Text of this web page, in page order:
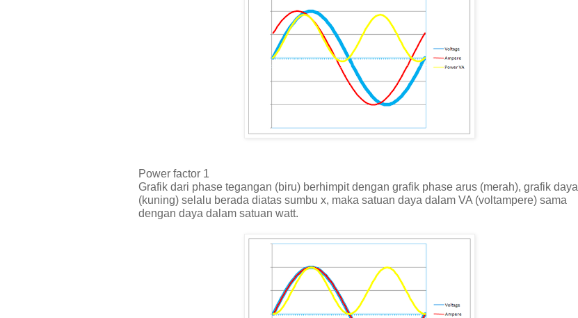
Power factor 1
Grafik dari phase tegangan (biru) berhimpit dengan grafik phase arus (merah), grafik daya
(kuning) selalu berada diatas sumbu x, maka satuan daya dalam VA (voltampere) sama
dengan daya dalam satuan watt.